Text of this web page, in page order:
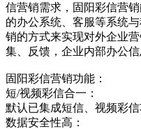
信营销需求，固阳彩信营
的办公系统、客服等系统
销的方式来实现对外企业
集、反馈，企业内部办公信
固阳彩信营销功能：
短/视频彩信合一：
默认已集成短信、视频彩
数据安全性高：